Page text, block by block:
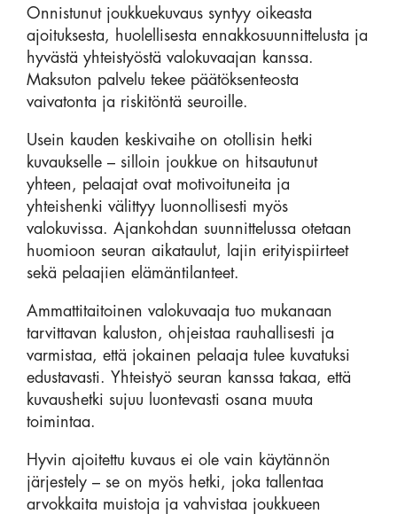
Onnistunut joukkuekuvaus syntyy oikeasta
ajoituksesta, huolellisesta ennakkosuunnittelusta ja
hyvästä yhteistyöstä valokuvaajan kanssa.
Maksuton palvelu tekee päätöksenteosta
vaivatonta ja riskitöntä seuroille.
Usein kauden keskivaihe on otollisin hetki
kuvaukselle – silloin joukkue on hitsautunut
yhteen, pelaajat ovat motivoituneita ja
yhteishenki välittyy luonnollisesti myös
valokuvissa. Ajankohdan suunnittelussa otetaan
huomioon seuran aikataulut, lajin erityispiirteet
sekä pelaajien elämäntilanteet.
Ammattitaitoinen valokuvaaja tuo mukanaan
tarvittavan kaluston, ohjeistaa rauhallisesti ja
varmistaa, että jokainen pelaaja tulee kuvatuksi
edustavasti. Yhteistyö seuran kanssa takaa, että
kuvaushetki sujuu luontevasti osana muuta
toimintaa.
Hyvin ajoitettu kuvaus ei ole vain käytännön
järjestely – se on myös hetki, joka tallentaa
arvokkaita muistoja ja vahvistaa joukkueen